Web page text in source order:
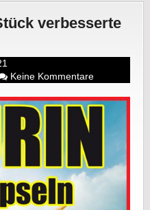
verbesserte
Keine Kommentare